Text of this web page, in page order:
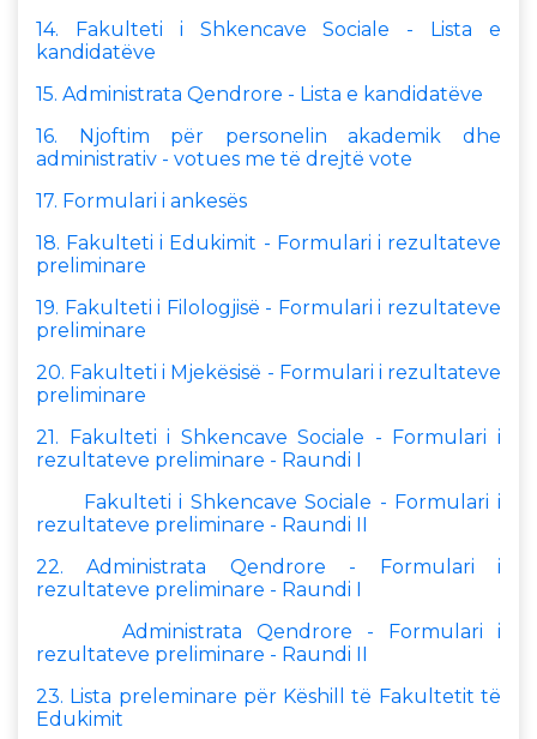
14. Fakulteti i Shkencave Sociale - Lista e
kandidatëve
15. Administrata Qendrore - Lista e kandidatëve
16. Njoftim për personelin akademik dhe
administrativ - votues me të drejtë vote
17. Formulari i ankesës
18. Fakulteti i Edukimit - Formulari i rezultateve
preliminare
19. Fakulteti i Filologjisë - Formulari i rezultateve
preliminare
20. Fakulteti i Mjekësisë - Formulari i rezultateve
preliminare
21. Fakulteti i Shkencave Sociale - Formulari i
rezultateve preliminare - Raundi I
Fakulteti i Shkencave Sociale - Formulari i
rezultateve preliminare - Raundi II
22. Administrata Qendrore - Formulari i
rezultateve preliminare - Raundi I
Administrata Qendrore - Formulari i
rezultateve preliminare - Raundi II
23. Lista preleminare për Këshill të Fakultetit të
Edukimit